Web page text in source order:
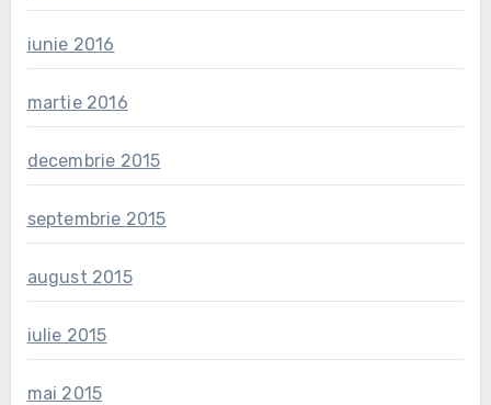
iunie 2016
martie 2016
decembrie 2015
septembrie 2015
august 2015
iulie 2015
mai 2015